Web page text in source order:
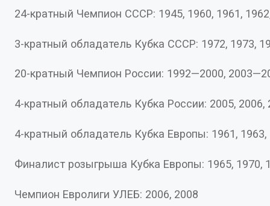
3-кратный обладатель Кубка СССР: 1972, 1973,
20-кратный Чемпион России: 1992—2000,
4-кратный обладатель Кубка России: 2005,
4-кратный обладатель Кубка Европы: 1961,
Финалист розыгрыша Кубка Европы: 1965,
Чемпион Евролиги УЛЕБ: 2006, 2008